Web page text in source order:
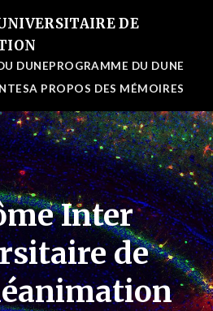
DE
DUNEPROGRAMME DU DUNE
A PROPOS DES MÉMOIRES
Inter
de